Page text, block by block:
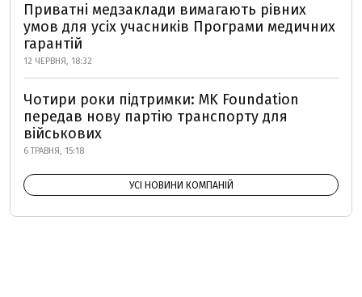
Приватні медзаклади вимагають рівних
умов для усіх учасників Програми медичних
гарантій
12 ЧЕРВНЯ, 18:32
Чотири роки підтримки: MK Foundation
передав нову партію транспорту для
військових
6 ТРАВНЯ, 15:18
УСІ НОВИНИ КОМПАНІЙ